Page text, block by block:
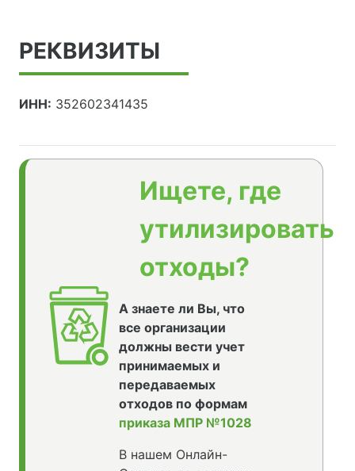
РЕКВИЗИТЫ
ИНН: 352602341435
Ищете, где
утилизировать
отходы?
А знаете ли Вы, что
все организации
должны вести учет
принимаемых и
передаваемых
отходов по формам
приказа МПР №1028
В нашем Онлайн-